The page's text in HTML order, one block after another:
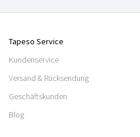
Tapeso Service
Kundenservice
Versand & Rücksendung
Geschäftskunden
Blog